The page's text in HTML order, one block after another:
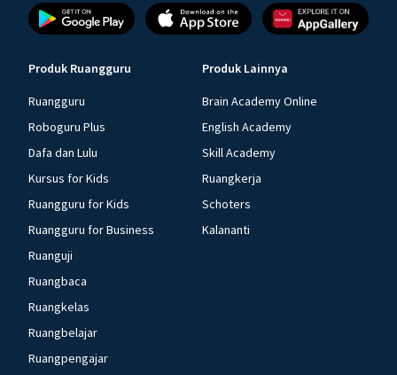
Produk Ruangguru
Ruangguru
Roboguru Plus
Dafa dan Lulu
Kursus for Kids
Ruangguru for Kids
Ruangguru for Business
Ruanguji
Ruangbaca
Ruangkelas
Ruangbelajar
Ruangpengajar
Produk Lainnya
Brain Academy Online
English Academy
Skill Academy
Ruangkerja
Schoters
Kalananti